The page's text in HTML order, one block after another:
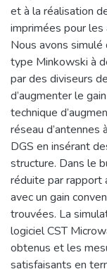
et à la réalisation
imprimées pour
Nous avons simulé
type Minkowski à
par des diviseurs
d’augmenter le
technique
réseau
DGS en insérant
structure. Dans le
réduite par rapport
avec un gain
trouvées. La
logiciel CST
obtenus et les
satisfaisants en